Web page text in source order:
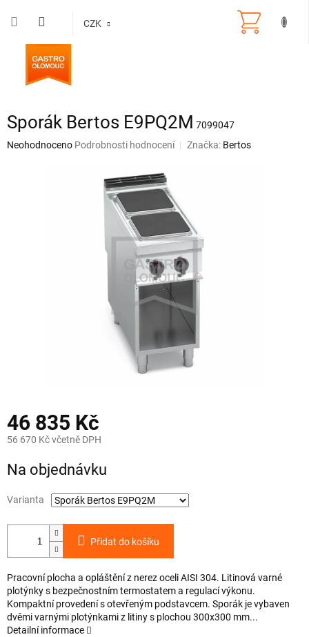
CZK
Sporák Bertos E9PQ2M 7099047
Průměrné
Neohodnoceno Podrobnosti hodnocení Značka: Bertos
46 835 Kč
56 670 Kč včetně DPH
cena:
Na objednávku
Varianta
Přidat do košíku
Pracovní plocha a opláštění z nerez oceli AISI 304. Litinová varné
plotýnky s bezpečnostním termostatem a regulací výkonu.
Kompaktní provedení s otevřeným podstavcem. Sporák je vybaven
dvěmi varnými plotýnkami z litiny s plochou 300x300 mm...
Detailní informace